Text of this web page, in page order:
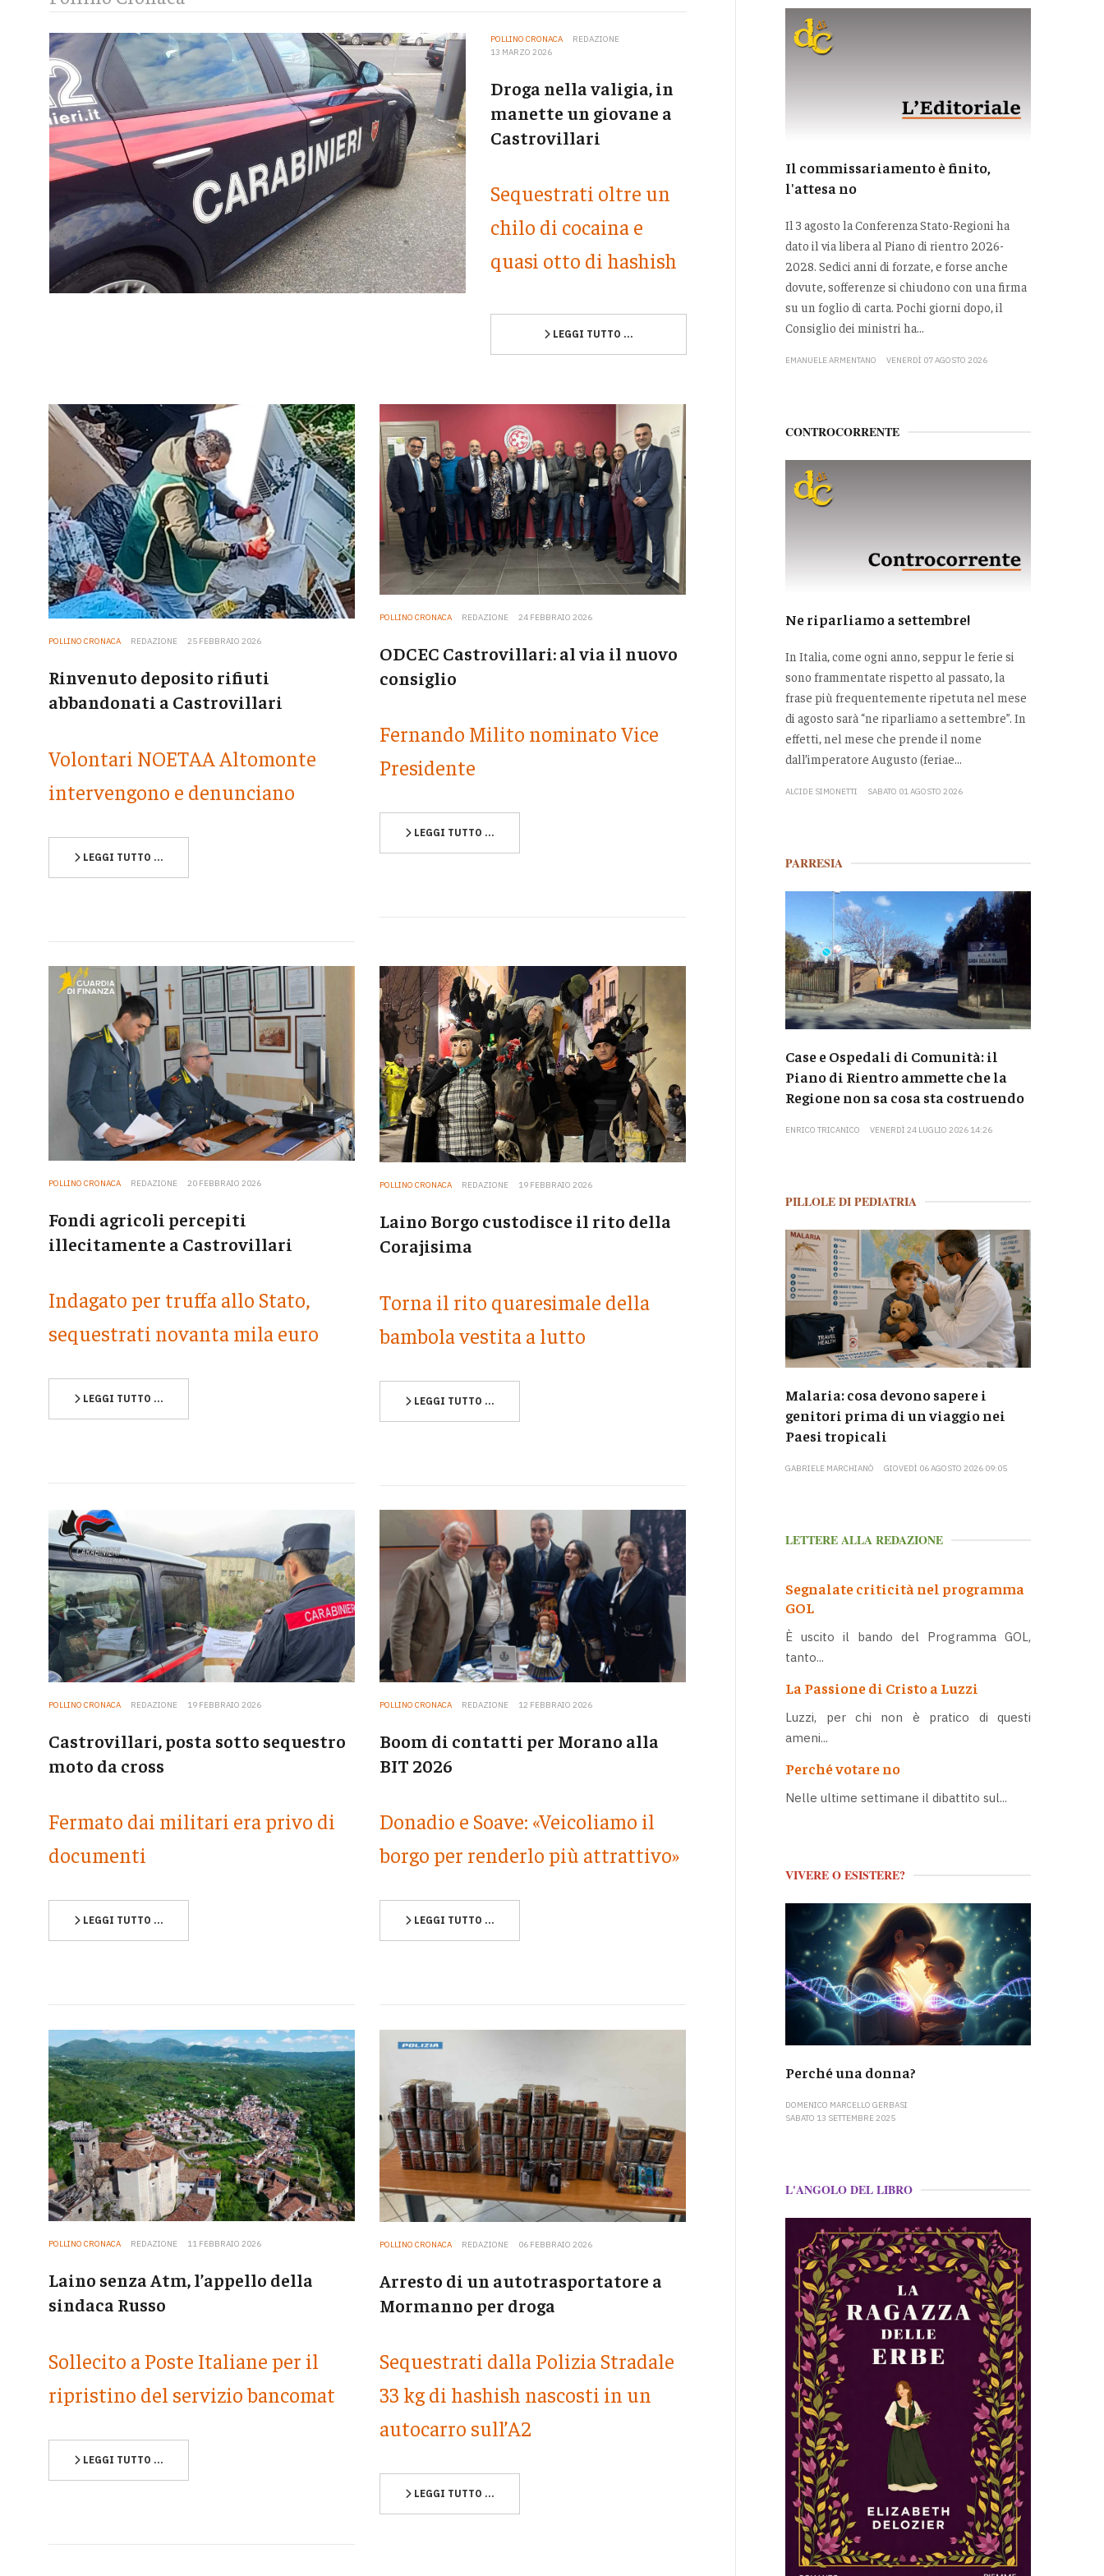
POLLINO CRONACA
REDAZIONE
13 MARZO 2026
Droga nella valigia, in
manette un giovane a
Castrovillari
Sequestrati oltre un
chilo di cocaina e
quasi otto di hashish
LEGGI TUTTO …
POLLINO CRONACA REDAZIONE 25 FEBBRAIO 2026
Rinvenuto deposito rifiuti
abbandonati a Castrovillari
Volontari NOETAA Altomonte
intervengono e denunciano
LEGGI TUTTO …
POLLINO CRONACA REDAZIONE 24 FEBBRAIO 2026
ODCEC Castrovillari: al via il nuovo
consiglio
Fernando Milito nominato Vice
Presidente
LEGGI TUTTO …
POLLINO CRONACA REDAZIONE 20 FEBBRAIO 2026
Fondi agricoli percepiti
illecitamente a Castrovillari
Indagato per truffa allo Stato,
sequestrati novanta mila euro
LEGGI TUTTO …
POLLINO CRONACA REDAZIONE 19 FEBBRAIO 2026
Laino Borgo custodisce il rito della
Corajisima
Torna il rito quaresimale della
bambola vestita a lutto
LEGGI TUTTO …
POLLINO CRONACA REDAZIONE 19 FEBBRAIO 2026
Castrovillari, posta sotto sequestro
moto da cross
Fermato dai militari era privo di
documenti
LEGGI TUTTO …
POLLINO CRONACA REDAZIONE 12 FEBBRAIO 2026
Boom di contatti per Morano alla
BIT 2026
Donadio e Soave: «Veicoliamo il
borgo per renderlo più attrattivo»
LEGGI TUTTO …
POLLINO CRONACA REDAZIONE 11 FEBBRAIO 2026
Laino senza Atm, l’appello della
sindaca Russo
Sollecito a Poste Italiane per il
ripristino del servizio bancomat
LEGGI TUTTO …
POLLINO CRONACA REDAZIONE 06 FEBBRAIO 2026
Arresto di un autotrasportatore a
Mormanno per droga
Sequestrati dalla Polizia Stradale
33 kg di hashish nascosti in un
autocarro sull’A2
LEGGI TUTTO …
Il commissariamento è finito,
l'attesa no
Il 3 agosto la Conferenza Stato-Regioni ha
dato il via libera al Piano di rientro 2026-
2028. Sedici anni di forzate, e forse anche
dovute, sofferenze si chiudono con una firma
su un foglio di carta. Pochi giorni dopo, il
Consiglio dei ministri ha...
EMANUELE ARMENTANO VENERDÌ 07 AGOSTO 2026
CONTROCORRENTE
Ne riparliamo a settembre!
In Italia, come ogni anno, seppur le ferie si
sono frammentate rispetto al passato, la
frase più frequentemente ripetuta nel mese
di agosto sarà “ne riparliamo a settembre”. In
effetti, nel mese che prende il nome
dall’imperatore Augusto (feriae...
ALCIDE SIMONETTI SABATO 01 AGOSTO 2026
PARRESIA
Case e Ospedali di Comunità: il
Piano di Rientro ammette che la
Regione non sa cosa sta costruendo
ENRICO TRICANICO VENERDÌ 24 LUGLIO 2026 14:26
PILLOLE DI PEDIATRIA
Malaria: cosa devono sapere i
genitori prima di un viaggio nei
Paesi tropicali
GABRIELE MARCHIANÒ GIOVEDÌ 06 AGOSTO 2026 09:05
LETTERE ALLA REDAZIONE
Segnalate criticità nel programma
GOL
È uscito il bando del Programma GOL,
tanto...
La Passione di Cristo a Luzzi
Luzzi, per chi non è pratico di questi
ameni...
Perché votare no
Nelle ultime settimane il dibattito sul...
VIVERE O ESISTERE?
Perché una donna?
DOMENICO MARCELLO GERBASI
SABATO 13 SETTEMBRE 2025
L'ANGOLO DEL LIBRO